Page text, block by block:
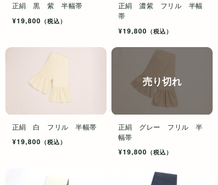
正絹 黒 紫 半幅帯
¥19,800 （税込）
正絹 濃紫 フリル 半幅
帯
¥19,800 （税込）
正絹 白 フリル 半幅帯
¥19,800 （税込）
売り切れ
正絹 グレー フリル 半
幅帯
¥19,800 （税込）